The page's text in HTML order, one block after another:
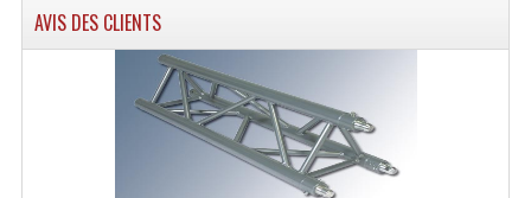
AVIS DES CLIENTS